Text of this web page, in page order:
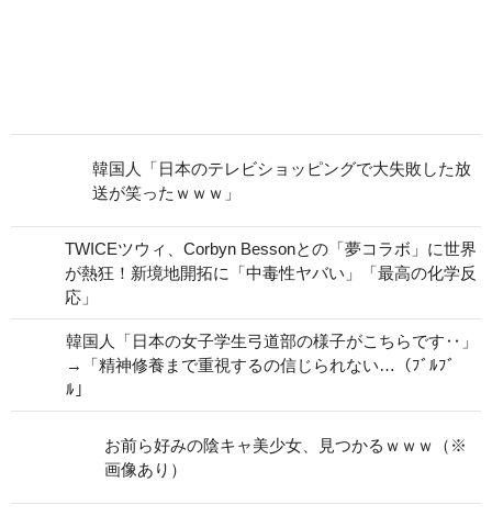
韓国人「日本のテレビショッピングで大失敗した放
送が笑ったｗｗｗ」
TWICEツウィ、Corbyn Bessonとの「夢コラボ」に世界
が熱狂！新境地開拓に「中毒性ヤバい」「最高の化学反
応」
韓国人「日本の女子学生弓道部の様子がこちらです‥」
→「精神修養まで重視するの信じられない…（ﾌﾞﾙﾌﾞ
ﾙ」
お前ら好みの陰キャ美少女、見つかるｗｗｗ（※
画像あり）